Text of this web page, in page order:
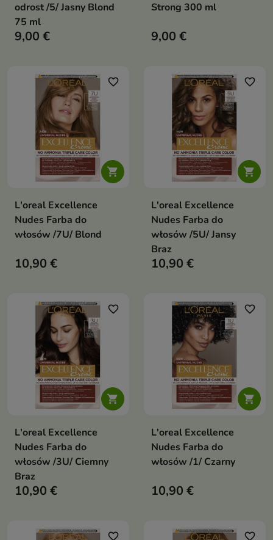
odrost /5/ Jasny Blond
75 ml
9,00 €
Strong 300 ml
9,00 €

favorite_border
L'oreal Excellence
Nudes Farba do
włosów /7U/ Blond
10,90 €

favorite_border
L'oreal Excellence
Nudes Farba do
włosów /5U/ Jansy
Braz
10,90 €

favorite_border
L'oreal Excellence
Nudes Farba do
włosów /3U/ Ciemny
Braz
10,90 €

favorite_border
L'oreal Excellence
Nudes Farba do
włosów /1/ Czarny
10,90 €
favorite_border favorite_border